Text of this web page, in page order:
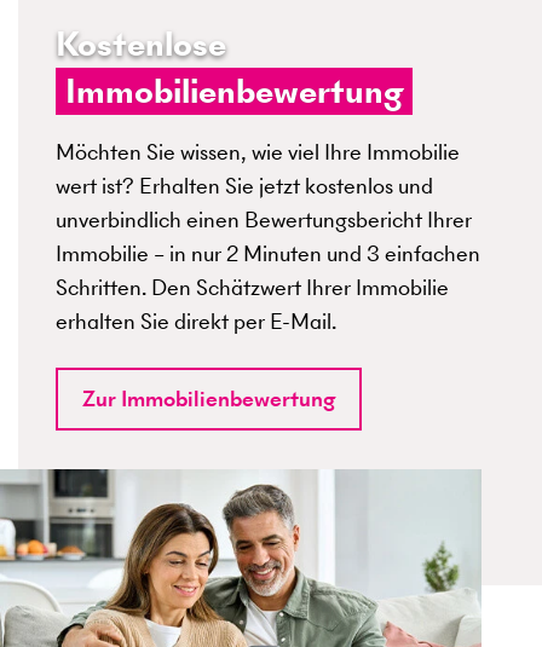
Kostenlose
Immobilienbewertung
Möchten Sie wissen, wie viel Ihre Immobilie
wert ist? Erhalten Sie jetzt kostenlos und
unverbindlich einen Bewertungsbericht Ihrer
Immobilie – in nur 2 Minuten und 3 einfachen
Schritten. Den Schätzwert Ihrer Immobilie
erhalten Sie direkt per E-Mail.
Zur Immobilienbewertung